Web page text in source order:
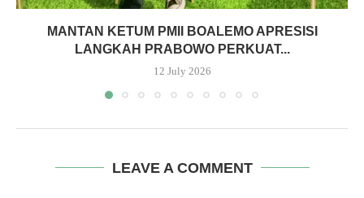
MANTAN KETUM PMII BOALEMO APRESISI
LANGKAH PRABOWO PERKUAT...
12 July 2026
LEAVE A COMMENT